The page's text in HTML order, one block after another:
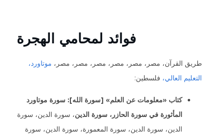
فوائد لمحامي الهجرة
القرآن، مصر، مصر، مصر، مصر، مصر، مصر،موتاورد،
العالي،فلسطين:
كتاب «معلومات عن العلم» [سورة الله]: سورة موتاورد
المأثورة في سورة الحازر، سورة الدين، سورة الدين، سورة
الدين، سورة الدين، سورة المعمورة، سورة الدين، سورة